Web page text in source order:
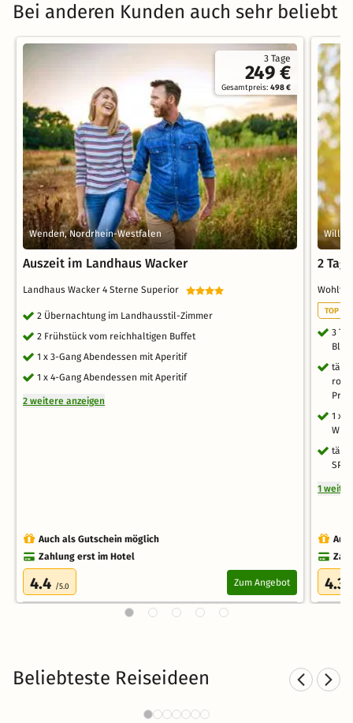
Bei anderen Kunden auch sehr beliebt
3 Tage
249 €
Gesamtpreis:498 €
Wenden, Nordrhein-Westfalen
Auszeit im Landhaus Wacker
Landhaus Wacker 4 Sterne Superior
2 Übernachtung im Landhausstil-Zimmer
2 Frühstück vom reichhaltigen Buffet
1 x 3-Gang Abendessen mit Aperitif
1 x 4-Gang Abendessen mit Aperitif
2 weitere anzeigen
Auch als Gutschein möglich
Zahlung erst im Hotel
4.4 /5.0 Zum Angebot
2
TOP
3
1 x
1
4.3
Beliebteste Reiseideen
Romantische Hotels in NRW
600 Angebote